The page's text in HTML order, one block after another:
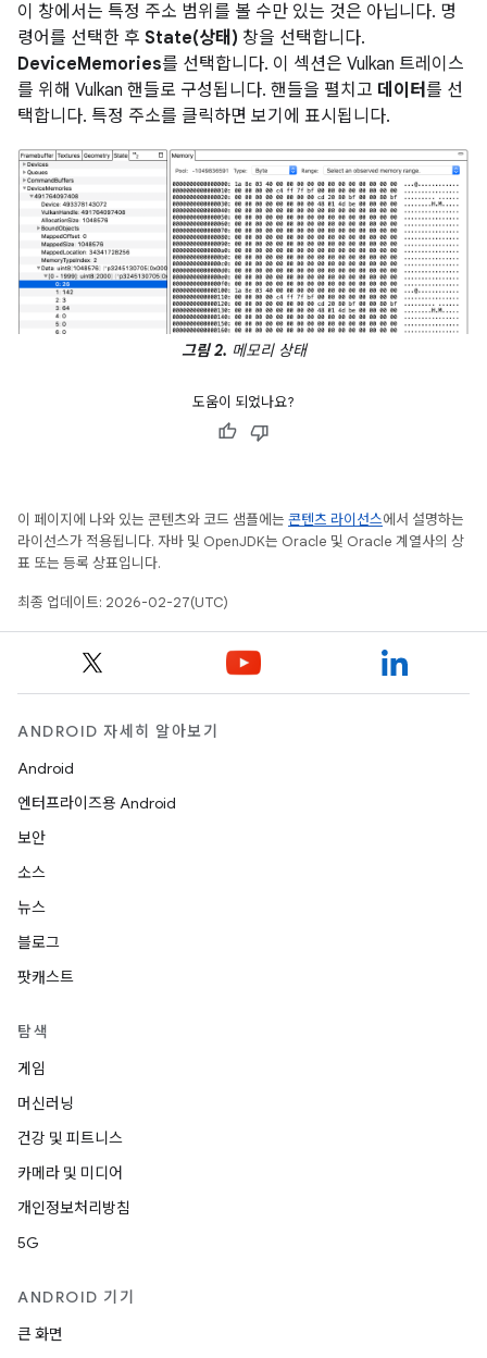
이 창에서는 특정 주소 범위를 볼 수만 있는 것은 아닙니다. 명
령어를 선택한 후 State(상태) 창을 선택합니다.
DeviceMemories를 선택합니다. 이 섹션은 Vulkan 트레이스
를 위해 Vulkan 핸들로 구성됩니다. 핸들을 펼치고 데이터 를 선
택합니다. 특정 주소를 클릭하면 보기에 표시됩니다.
그림 2. 메모리 상태
도움이 되었나요?
이 페이지에 나와 있는 콘텐츠와 코드 샘플에는 콘텐츠 라이선스에서 설명하는
라이선스가 적용됩니다. 자바 및 OpenJDK는 Oracle 및 Oracle 계열사의 상
표 또는 등록 상표입니다.
최종 업데이트: 2026-02-27(UTC)
ANDROID 자세히 알아보기
Android
엔터프라이즈용 Android
보안
소스
뉴스
블로그
팟캐스트
탐색
게임
머신러닝
건강 및 피트니스
카메라 및 미디어
개인정보처리방침
5G
ANDROID 기기
큰 화면